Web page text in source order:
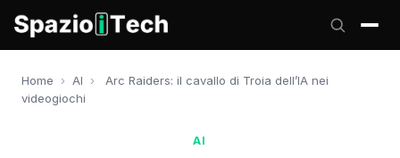
Home › AI ›
Arc Raiders: il cavallo di Troia dell’IA nei
videogiochi
AI